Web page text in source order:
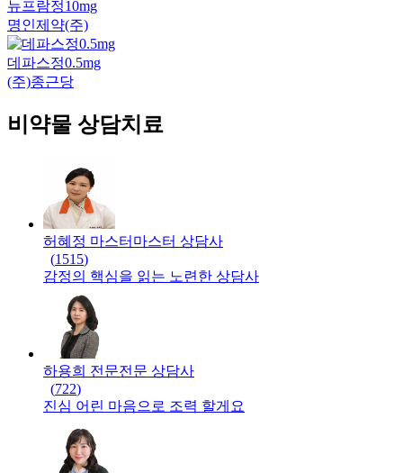
뉴프람정10mg
명인제약(주)
데파스정0.5mg
(주)종근당
비약물 상담치료
허혜정 마스터 마스터 상담사
(1515)
감정의 핵심을 읽는 노련한 상담사
하용희 전문전문 상담사
(722)
진심 어린 마음으로 조력 할게요